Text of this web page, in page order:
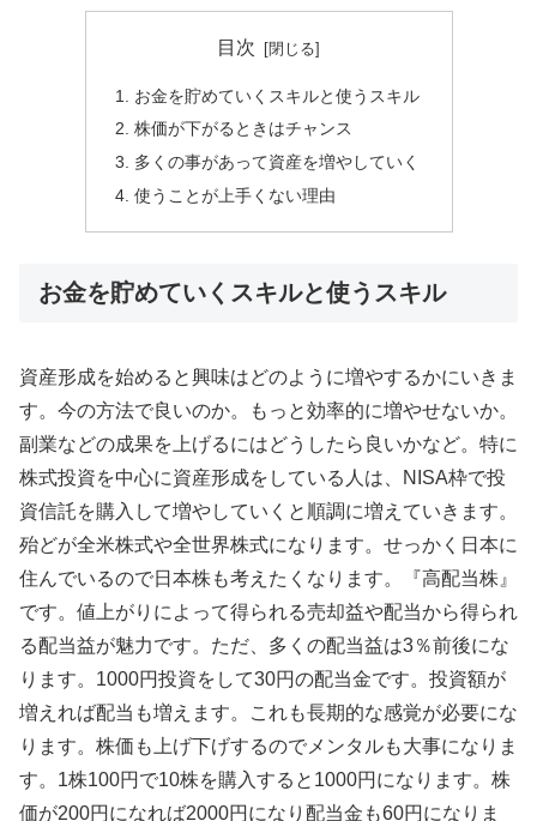
目次
お金を貯めていくスキルと使うスキル
株価が下がるときはチャンス
多くの事があって資産を増やしていく
使うことが上手くない理由
お金を貯めていくスキルと使うスキル
資産形成を始めると興味はどのように増やするかにいきま
す。今の方法で良いのか。もっと効率的に増やせないか。
副業などの成果を上げるにはどうしたら良いかなど。特に
株式投資を中心に資産形成をしている人は、NISA枠で投
資信託を購入して増やしていくと順調に増えていきます。
殆どが全米株式や全世界株式になります。せっかく日本に
住んでいるので日本株も考えたくなります。『高配当株』
です。値上がりによって得られる売却益や配当から得られ
る配当益が魅力です。ただ、多くの配当益は3％前後にな
ります。1000円投資をして30円の配当金です。投資額が
増えれば配当も増えます。これも長期的な感覚が必要にな
ります。株価も上げ下げするのでメンタルも大事になりま
す。1株100円で10株を購入すると1000円になります。株
価が200円になれば2000円になり配当金も60円になりま